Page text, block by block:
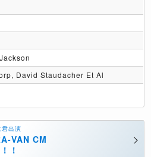
David Staudacher Et Al
出演
VAN CM
！